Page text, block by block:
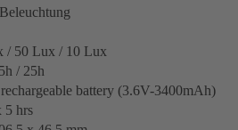
/ 50 Lux / 10 Lux
/ 25h
battery (3.6V-3400mAh)
5 hrs